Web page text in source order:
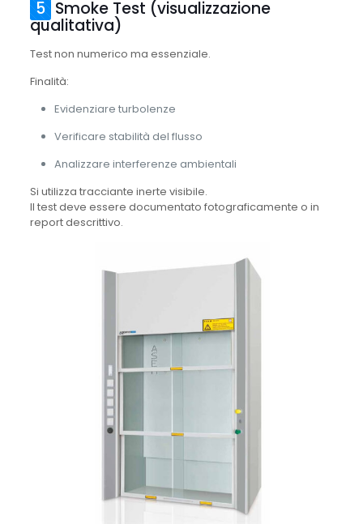
5 Smoke Test (visualizzazione
qualitativa)
Test non numerico ma essenziale.
Finalità:
Evidenziare turbolenze
Verificare stabilità del flusso
Analizzare interferenze ambientali
Si utilizza tracciante inerte visibile.
Il test deve essere documentato fotograficamente o in
report descrittivo.